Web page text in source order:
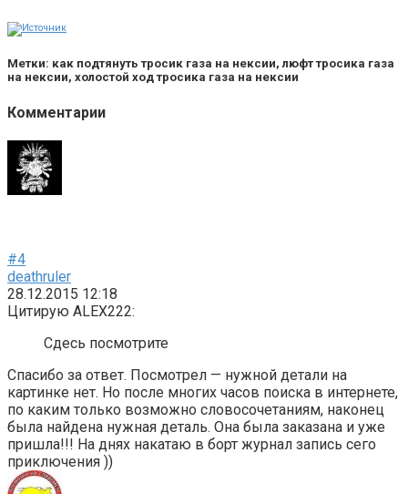
Метки: как подтянуть тросик газа на нексии, люфт тросика газа
на нексии, холостой ход тросика газа на нексии
Комментарии
#4
deathruler
28.12.2015 12:18
Цитирую ALEX222:
Сдесь посмотрите
Спасибо за ответ. Посмотрел — нужной детали на
картинке нет. Но после многих часов поиска в интернете,
по каким только возможно словосочетаниям, наконец
была найдена нужная деталь. Она была заказана и уже
пришла!!! На днях накатаю в борт журнал запись сего
приключения ))